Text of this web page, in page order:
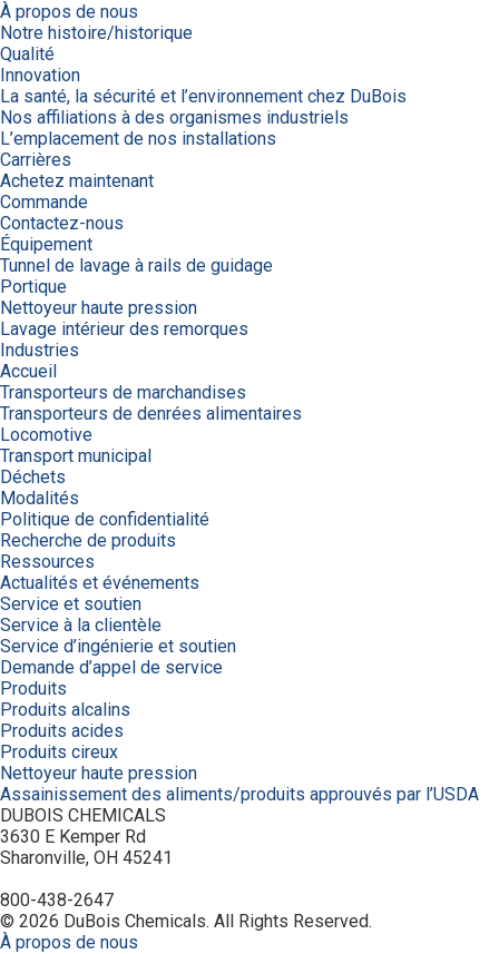
À propos de nous
Notre histoire/historique
Qualité
Innovation
La santé, la sécurité et l’environnement chez DuBois
Nos affiliations à des organismes industriels
L’emplacement de nos installations
Carrières
Achetez maintenant
Commande
Contactez-nous
Équipement
Tunnel de lavage à rails de guidage
Portique
Nettoyeur haute pression
Lavage intérieur des remorques
Industries
Accueil
Transporteurs de marchandises
Transporteurs de denrées alimentaires
Locomotive
Transport municipal
Déchets
Modalités
Politique de confidentialité
Recherche de produits
Ressources
Actualités et événements
Service et soutien
Service à la clientèle
Service d’ingénierie et soutien
Demande d’appel de service
Produits
Produits alcalins
Produits acides
Produits cireux
Nettoyeur haute pression
Assainissement des aliments/produits approuvés par l’USDA
DUBOIS CHEMICALS
3630 E Kemper Rd
Sharonville, OH 45241
800-438-2647
© 2026 DuBois Chemicals. All Rights Reserved.
À propos de nous